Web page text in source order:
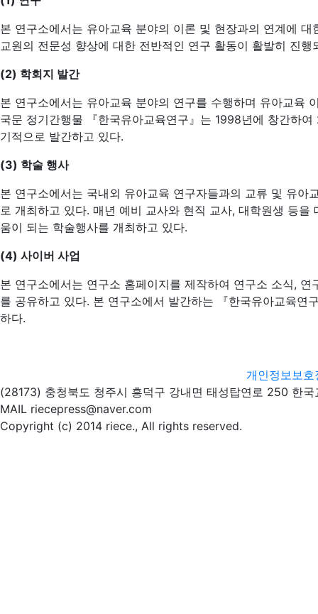
본 연구소에서는 유아교육 분야의 이론 및 현장과의 연계에
교원의 전문성 향상에 대한 전반적인 연구 활동이 활발히 진행
(2) 학회지 발간
본 연구소에서는 유아교육 분야의 연구를 수행하며 유아교육
국문 정기간행물 『한국유아교육연구』는 1998년에 창간하
기적으로 발간하고 있다.
(3) 학술 행사
본 연구소에서는 국내외 유아교육 연구자들과의 교류 및 유
로 개최하고 있다. 매년 예비 교사와 현직 교사, 대학원생 등
움이 되는 학술행사를 개최하고 있다.
(4) 사이버 사업
본 연구소에서는 연구소 홈페이지를 제작하여 연구소 소식,
를 공유하고 있다. 본 연구소에서 발간하는 『한국유아교육
하다.
개인정보보호
(28173) 충청북도 청주시 흥덕구 강내면 태성탑연로 250
MAIL riecepress@naver.com
Copyright (c) 2014 riece., All rights reserved.